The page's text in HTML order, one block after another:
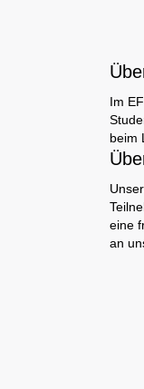
Im
beim
eine
an